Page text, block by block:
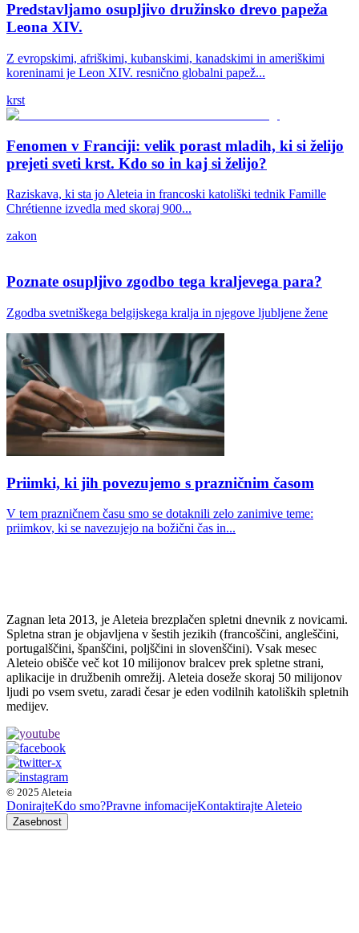
Predstavljamo osupljivo družinsko drevo papeža
Leona XIV.
Z evropskimi, afriškimi, kubanskimi, kanadskimi in ameriškimi
koreninami je Leon XIV. resnično globalni papež...
krst
Fenomen v Franciji: velik porast mladih, ki si želijo
prejeti sveti krst. Kdo so in kaj si želijo?
Raziskava, ki sta jo Aleteia in francoski katoliški tednik Famille
Chrétienne izvedla med skoraj 900...
zakon
Poznate osupljivo zgodbo tega kraljevega para?
Zgodba svetniškega belgijskega kralja in njegove ljubljene žene
Priimki, ki jih povezujemo s prazničnim časom
V tem prazničnem času smo se dotaknili zelo zanimive teme:
priimkov, ki se navezujejo na božični čas in...
Zagnan leta 2013, je Aleteia brezplačen spletni dnevnik z novicami.
Spletna stran je objavljena v šestih jezikih (francoščini, angleščini,
portugalščini, španščini, poljščini in slovenščini). Vsak mesec
Aleteio obišče več kot 10 milijonov bralcev prek spletne strani,
aplikacije in družbenih omrežij. Aleteia doseže skoraj 50 milijonov
ljudi po vsem svetu, zaradi česar je eden vodilnih katoliških spletnih
medijev.
© 2025 Aleteia
DonirajteKdo smo?Pravne infomacijeKontaktirajte Aleteio
Zasebnost